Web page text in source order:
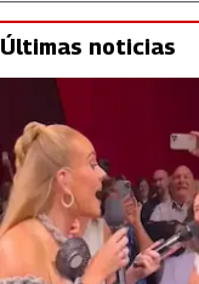
Últimas noticias